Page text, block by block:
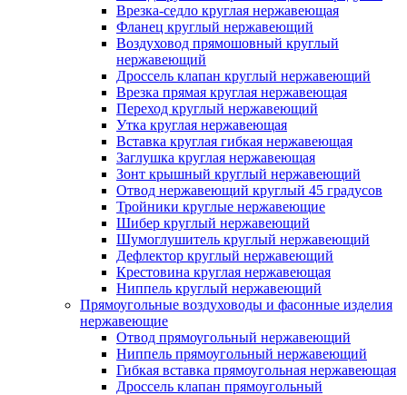
Врезка-седло круглая нержавеющая
Фланец круглый нержавеющий
Воздуховод прямошовный круглый
нержавеющий
Дроссель клапан круглый нержавеющий
Врезка прямая круглая нержавеющая
Переход круглый нержавеющий
Утка круглая нержавеющая
Вставка круглая гибкая нержавеющая
Заглушка круглая нержавеющая
Зонт крышный круглый нержавеющий
Отвод нержавеющий круглый 45 градусов
Тройники круглые нержавеющие
Шибер круглый нержавеющий
Шумоглушитель круглый нержавеющий
Дефлектор круглый нержавеющий
Крестовина круглая нержавеющая
Ниппель круглый нержавеющий
Прямоугольные воздуховоды и фасонные изделия
нержавеющие
Отвод прямоугольный нержавеющий
Ниппель прямоугольный нержавеющий
Гибкая вставка прямоугольная нержавеющая
Дроссель клапан прямоугольный